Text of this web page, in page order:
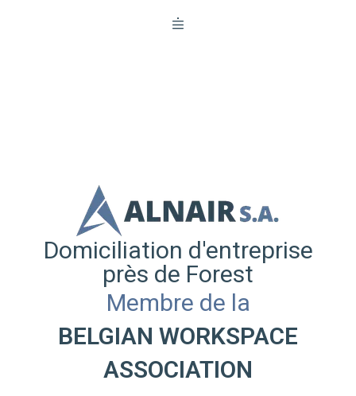
Domiciliation d'entreprise
près de Forest
Membre de la
BELGIAN WORKSPACE
ASSOCIATION